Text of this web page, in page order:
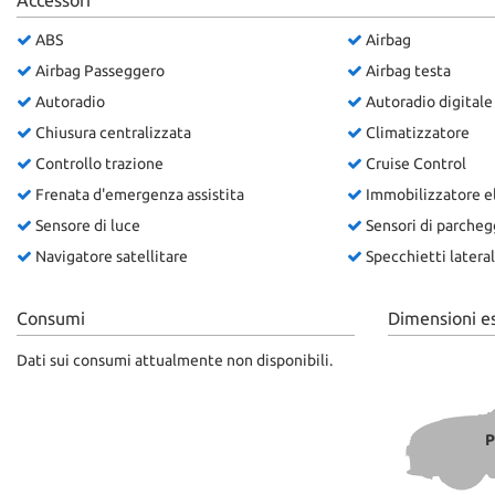
ABS
Airbag Passeggero
Autoradio
Chiusura centralizzata
Controllo trazione
Frenata d'emergenza assistita
Sensore di luce
Navigatore satellitare
Airbag
Airbag testa
Autoradio digitale
Climatizzatore
Cruise Control
Immobilizzatore
Sensori di
Specchietti
Consumi
Dati sui consumi attualmente non disponibili.
Dimensioni
questi
strumenti
di
si
rimanda
cookie
policy.
Puoi
tue
scelte